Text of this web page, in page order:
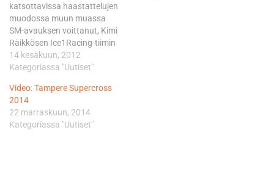
katsottavissa haastattelujen
muodossa muun muassa
SM-avauksen voittanut, Kimi
Räikkösen Ice1Racing-tiimin
australialainen Dean Ferris
sekä hallitseva Suomen
luokan
maailmanmestaruutta
jahtaava Antti Pyrhönen.
Videolla haastattelut hoitaa
14 kesäkuun, 2012
Kategoriassa "Uutiset"
Video: Tampere Supercross
2014
22 marraskuun, 2014
Kategoriassa "Uutiset"